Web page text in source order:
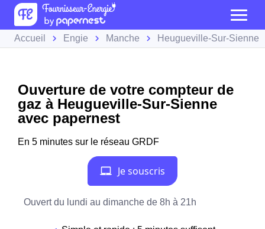
Accueil Engie Manche Heugueville-Sur-Sienne